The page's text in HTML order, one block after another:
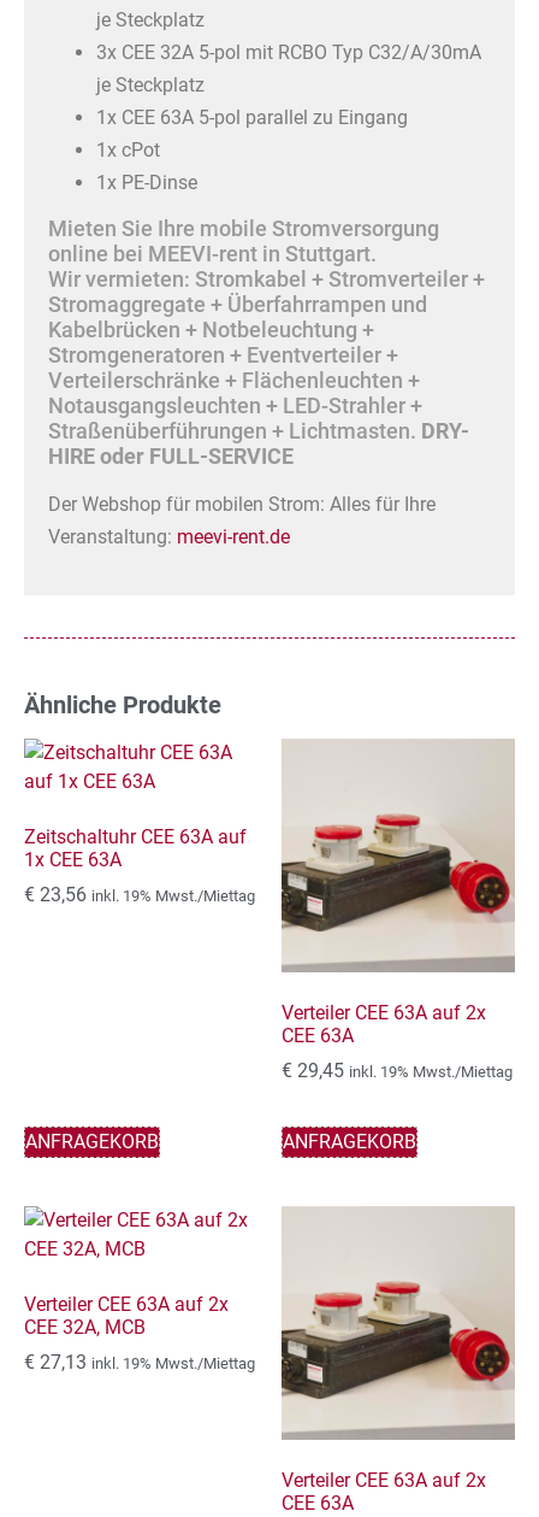
je Steckplatz
3x CEE 32A 5-pol mit RCBO Typ C32/A/30mA
je Steckplatz
1x CEE 63A 5-pol parallel zu Eingang
1x cPot
1x PE-Dinse
Mieten Sie Ihre mobile Stromversorgung
online bei MEEVI-rent in Stuttgart.
Wir vermieten: Stromkabel + Stromverteiler +
Stromaggregate + Überfahrrampen und
Kabelbrücken + Notbeleuchtung +
Stromgeneratoren + Eventverteiler +
Verteilerschränke + Flächenleuchten +
Notausgangsleuchten + LED-Strahler +
Straßenüberführungen + Lichtmasten. DRY-
HIRE oder FULL-SERVICE
Der Webshop für mobilen Strom: Alles für Ihre
Veranstaltung: meevi-rent.de
Ähnliche Produkte
Zeitschaltuhr CEE 63A auf
1x CEE 63A
€ 23,56 inkl. 19% Mwst./Miettag
ANFRAGEKORB
Verteiler CEE 63A auf 2x
CEE 63A
€ 29,45 inkl. 19% Mwst./Miettag
ANFRAGEKORB
Verteiler CEE 63A auf 2x
CEE 32A, MCB
€ 27,13 inkl. 19% Mwst./Miettag
Verteiler CEE 63A auf 2x
CEE 63A